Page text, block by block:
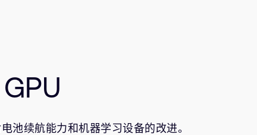
池续航能力和机器学习设备的改进。